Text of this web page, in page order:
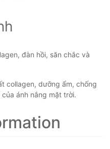
đàn hồi, săn chắc và
collagen, dưỡng ẩm, chống
ánh nắng mặt trời.